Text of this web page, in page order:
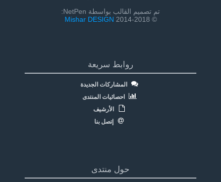
تم تصميم القالب بواسطة NetPen:
© 2014-2018
Mishar DESIGN
روابط سريعة
المشاركات الجديدة
احصائيات المنتدى
الأرشيف
إتصل بنا
حول منتدى